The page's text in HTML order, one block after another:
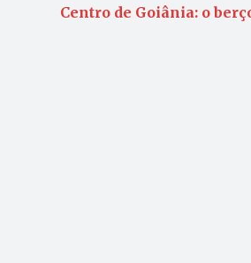
Centro de Goiânia: o